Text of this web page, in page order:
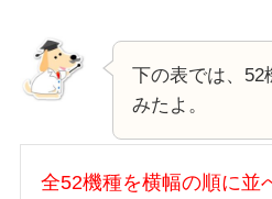
下の表では、52
みたよ。
全52機種を横幅の順に並